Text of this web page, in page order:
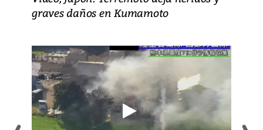
graves daños en Kumamoto